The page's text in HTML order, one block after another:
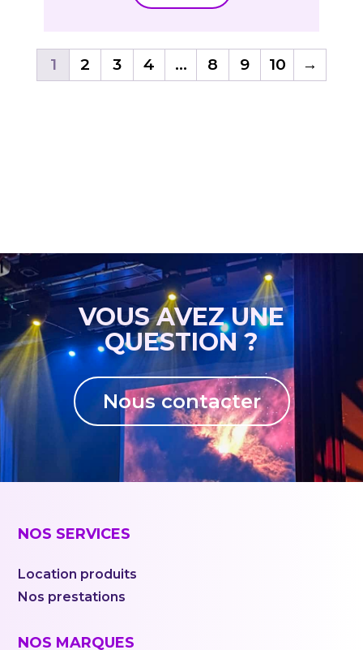
1 2 3 4 … 8 9 10 →
VOUS AVEZ UNE
QUESTION ?
Nous contacter
NOS SERVICES
Location produits
Nos prestations
NOS MARQUES